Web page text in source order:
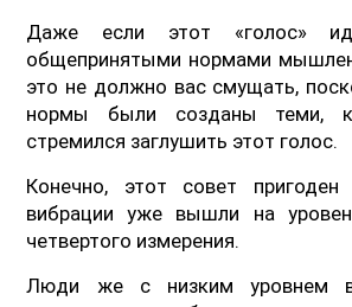
Даже если этот «голос»
общепринятыми нормами
это не должно вас смущать,
нормы были созданы теми,
стремился заглушить этот голос.
Конечно, этот совет
вибрации уже вышли на
четвертого измерения.
Люди же с низким уровнем